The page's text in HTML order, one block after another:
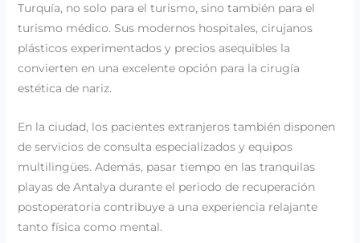
Turquía, no solo para el turismo, sino también para el
turismo médico. Sus modernos hospitales, cirujanos
plásticos experimentados y precios asequibles la
convierten en una excelente opción para la cirugía
estética de nariz.
En la ciudad, los pacientes extranjeros también disponen
de servicios de consulta especializados y equipos
multilingües. Además, pasar tiempo en las tranquilas
playas de Antalya durante el periodo de recuperación
postoperatoria contribuye a una experiencia relajante
tanto física como mental.